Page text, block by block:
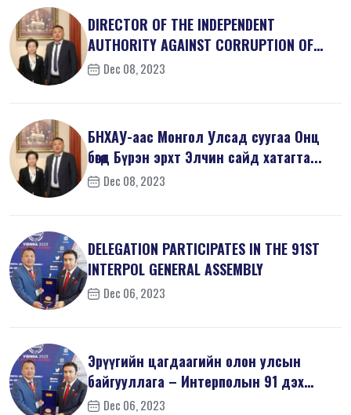
DIRECTOR OF THE INDEPENDENT
AUTHORITY AGAINST CORRUPTION OF
MONGOLIA M...
Dec 08, 2023
БНХАУ-аас Монгол Улсад суугаа Онц
бөгөөд Бүрэн эрхт Элчин сайд хатагта...
Dec 08, 2023
DELEGATION PARTICIPATES IN THE 91ST
INTERPOL GENERAL ASSEMBLY
Dec 06, 2023
Эрүүгийн цагдаагийн олон улсын
байгууллага – Интерполын 91 дэх
удаагий...
Dec 06, 2023